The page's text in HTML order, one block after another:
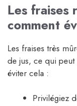
Les fraises
comment
Les fraises très
de jus, ce qui
éviter cela :
Privilégiez